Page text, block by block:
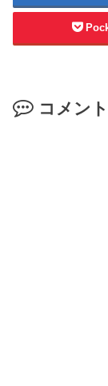
コメン